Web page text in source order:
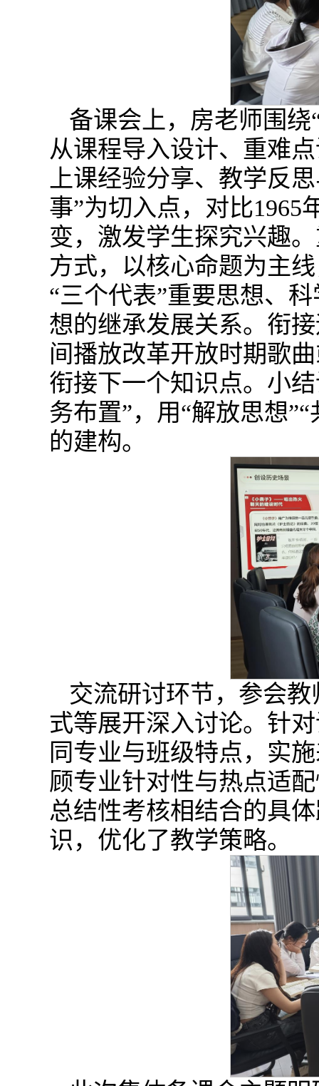
备课会上，房老师围
从课程导入设计、重难
上课经验分享、教学反
事”为切入点，对比1965
变，激发学生探究兴趣
方式，以核心命题为主
“三个代表”重要思想、
想的继承发展关系。衔
间播放改革开放时期歌
衔接下一个知识点。小
务布置”，用“解放思想
的建构。
交流研讨环节，参会
式等展开深入讨论。针
同专业与班级特点，实
顾专业针对性与热点适
总结性考核相结合的具
识，优化了教学策略。